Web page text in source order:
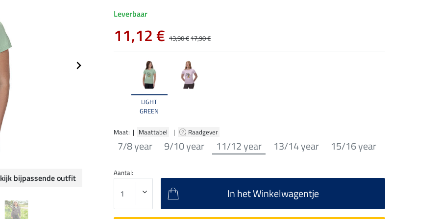
bijpassende outfit
LIGHT
GREEN
Maat: | Maattabel | Raadgever
7/8 year 9/10 year 11/12 year 13/14 year 15/16 year
Leverbaar
11,12 € 13,90 €17,90 €
Aantal:
In het Winkelwagentje